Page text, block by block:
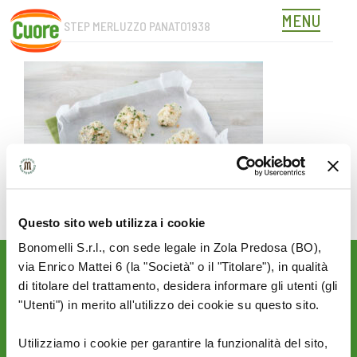
Questo sito web utilizza i cookie
Bonomelli S.r.l., con sede legale in Zola Predosa (BO),
via Enrico Mattei 6 (la "Società" o il "Titolare"), in qualità
di titolare del trattamento, desidera informare gli utenti (gli
"Utenti") in merito all'utilizzo dei cookie su questo sito.
Utilizziamo i cookie per garantire la funzionalità del sito,
Skip
content
MENU
CUORE_STEP MERLUZZO PANATO1938
Rimani aggiornato sulle
novità del mondo Cuore: